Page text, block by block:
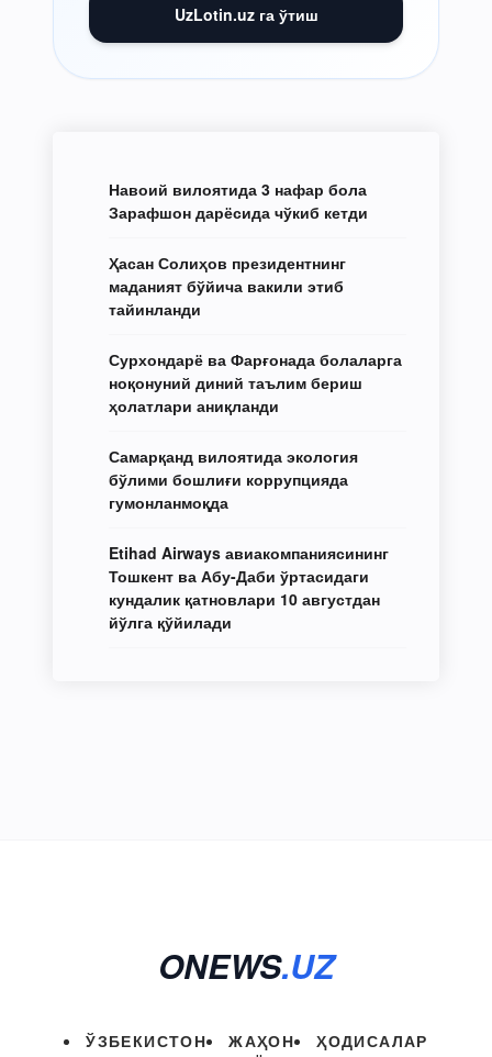
UzLotin.uz га ўтиш
Навоий вилоятида 3 нафар бола
Зарафшон дарёсида чўкиб кетди
Ҳасан Солиҳов президентнинг
маданият бўйича вакили этиб
тайинланди
Сурхондарё ва Фарғонада болаларга
ноқонуний диний таълим бериш
ҳолатлари аниқланди
Самарқанд вилоятида экология
бўлими бошлиғи коррупцияда
гумонланмоқда
Etihad Airways авиакомпаниясининг
Тошкент ва Абу-Даби ўртасидаги
кундалик қатновлари 10 августдан
йўлга қўйилади
ONEWS.UZ
ЎЗБЕКИСТОН ЖАҲОН
ҲОДИСАЛАР